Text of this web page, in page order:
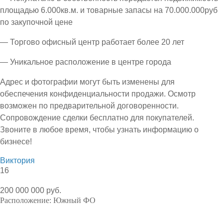
площадью 6.000кв.м. и товарные запасы на 70.000.000руб
по закупочной цене
— Торгово офисный центр работает более 20 лет
— Уникальное расположение в центре города
Адрес и фотографии могут быть изменены для
обеспечения конфиденциальности продажи. Осмотр
возможен по предварительной договоренности.
Сопровождение сделки бесплатно для покупателей.
Звоните в любое время, чтобы узнать информацию о
бизнесе!
Виктория
16
200 000 000 руб.
Расположение: Южный ФО